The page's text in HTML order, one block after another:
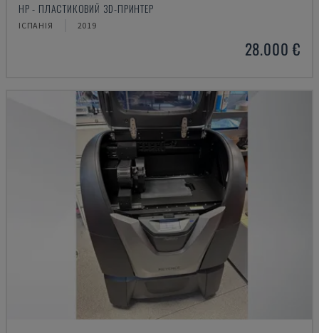
HP - ПЛАСТИКОВИЙ 3D-ПРИНТЕР
ІСПАНІЯ 2019
28.000 €